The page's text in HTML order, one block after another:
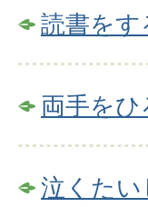
読書を
両手を
泣くたい